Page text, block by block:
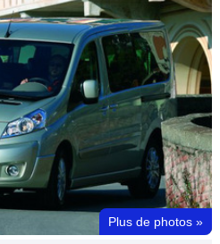
Plus de photos »